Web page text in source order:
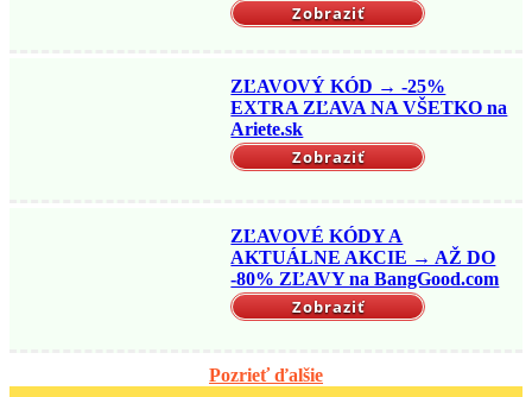
Zobraziť
ZĽAVOVÝ KÓD → -25%
EXTRA ZĽAVA NA VŠETKO na
Ariete.sk
Zobraziť
ZĽAVOVÉ KÓDY A
AKTUÁLNE AKCIE → AŽ DO
-80% ZĽAVY na BangGood.com
Zobraziť
Pozrieť ďalšie